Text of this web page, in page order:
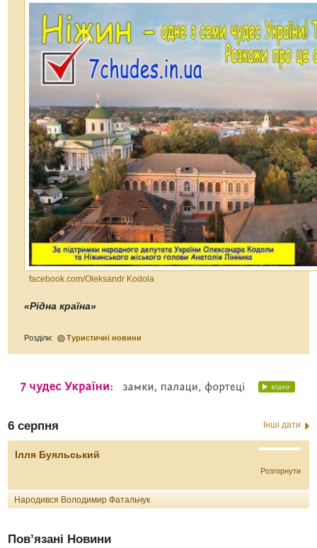
facebook.com/Oleksandr Kodola
«Рідна країна»
Розділи: Туристичні новини
6 серпня Інші дати
Ілля Буяльський
Розгорнути
Народився Володимир Фатальчук
Пов’язані Новини